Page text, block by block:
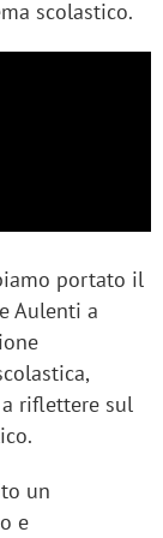
scolastico.
portato il
Aulenti a
riflettere sul
un
e